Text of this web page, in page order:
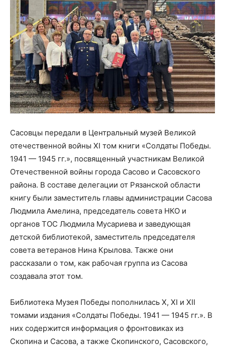
Сасовцы передали в Центральный музей Великой
отечественной войны XI том книги «Солдаты Победы.
1941 — 1945 гг.», посвященный участникам Великой
Отечественной войны города Сасово и Сасовского
района. В составе делегации от Рязанской области
книгу были заместитель главы администрации Сасова
Людмила Амелина, председатель совета НКО и
органов ТОС Людмила Мусариева и заведующая
детской библиотекой, заместитель председателя
совета ветеранов Нина Крылова. Также они
рассказали о том, как рабочая группа из Сасова
создавала этот том.
Библиотека Музея Победы пополнилась X, XI и XII
томами издания «Солдаты Победы. 1941 — 1945 гг.». В
них содержится информация о фронтовиках из
Скопина и Сасова, а также Скопинского, Сасовского,